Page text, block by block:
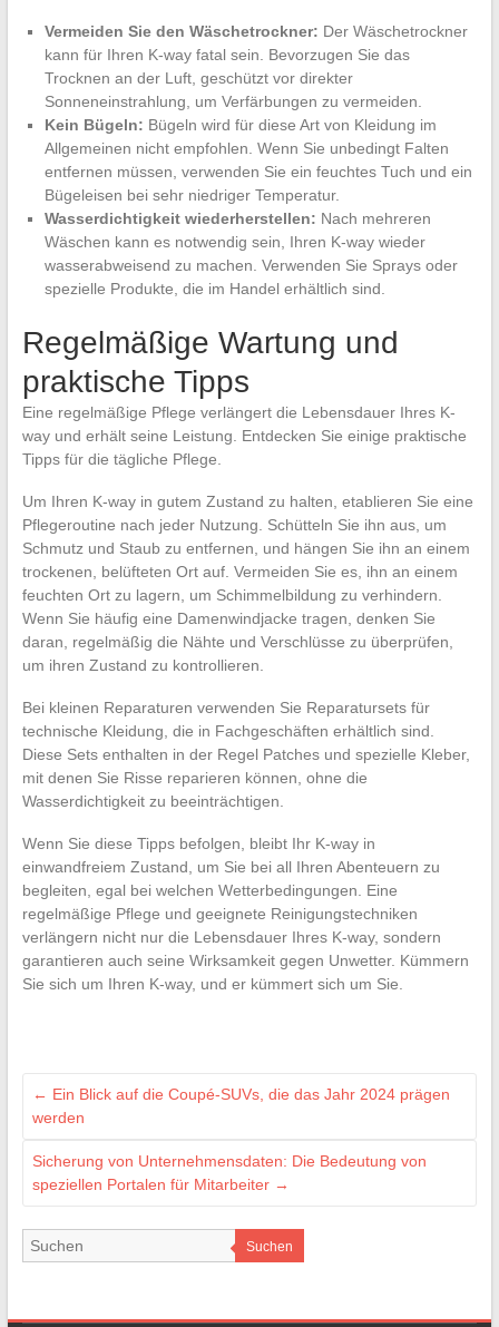
Vermeiden Sie den Wäschetrockner: Der Wäschetrockner
kann für Ihren K-way fatal sein. Bevorzugen Sie das
Trocknen an der Luft, geschützt vor direkter
Sonneneinstrahlung, um Verfärbungen zu vermeiden.
Kein Bügeln: Bügeln wird für diese Art von Kleidung im
Allgemeinen nicht empfohlen. Wenn Sie unbedingt Falten
entfernen müssen, verwenden Sie ein feuchtes Tuch und ein
Bügeleisen bei sehr niedriger Temperatur.
Wasserdichtigkeit wiederherstellen: Nach mehreren
Wäschen kann es notwendig sein, Ihren K-way wieder
wasserabweisend zu machen. Verwenden Sie Sprays oder
spezielle Produkte, die im Handel erhältlich sind.
Regelmäßige Wartung und
praktische Tipps
Eine regelmäßige Pflege verlängert die Lebensdauer Ihres K-
way und erhält seine Leistung. Entdecken Sie einige praktische
Tipps für die tägliche Pflege.
Um Ihren K-way in gutem Zustand zu halten, etablieren Sie eine
Pflegeroutine nach jeder Nutzung. Schütteln Sie ihn aus, um
Schmutz und Staub zu entfernen, und hängen Sie ihn an einem
trockenen, belüfteten Ort auf. Vermeiden Sie es, ihn an einem
feuchten Ort zu lagern, um Schimmelbildung zu verhindern.
Wenn Sie häufig eine Damenwindjacke tragen, denken Sie
daran, regelmäßig die Nähte und Verschlüsse zu überprüfen,
um ihren Zustand zu kontrollieren.
Bei kleinen Reparaturen verwenden Sie Reparatursets für
technische Kleidung, die in Fachgeschäften erhältlich sind.
Diese Sets enthalten in der Regel Patches und spezielle Kleber,
mit denen Sie Risse reparieren können, ohne die
Wasserdichtigkeit zu beeinträchtigen.
Wenn Sie diese Tipps befolgen, bleibt Ihr K-way in
einwandfreiem Zustand, um Sie bei all Ihren Abenteuern zu
begleiten, egal bei welchen Wetterbedingungen. Eine
regelmäßige Pflege und geeignete Reinigungstechniken
verlängern nicht nur die Lebensdauer Ihres K-way, sondern
garantieren auch seine Wirksamkeit gegen Unwetter. Kümmern
Sie sich um Ihren K-way, und er kümmert sich um Sie.
← Ein Blick auf die Coupé-SUVs, die das Jahr 2024 prägen
werden
Sicherung von Unternehmensdaten: Die Bedeutung von
speziellen Portalen für Mitarbeiter →
Suchen